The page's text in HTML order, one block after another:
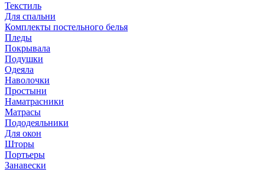
Текстиль
Для спальни
Комплекты постельного белья
Пледы
Покрывала
Подушки
Одеяла
Наволочки
Простыни
Наматрасники
Матрасы
Пододеяльники
Для окон
Шторы
Портьеры
Занавески